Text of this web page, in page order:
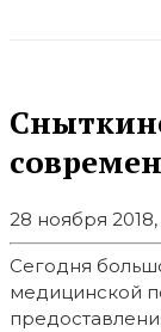
28 ноября 2018,
Сегодня
медицинской